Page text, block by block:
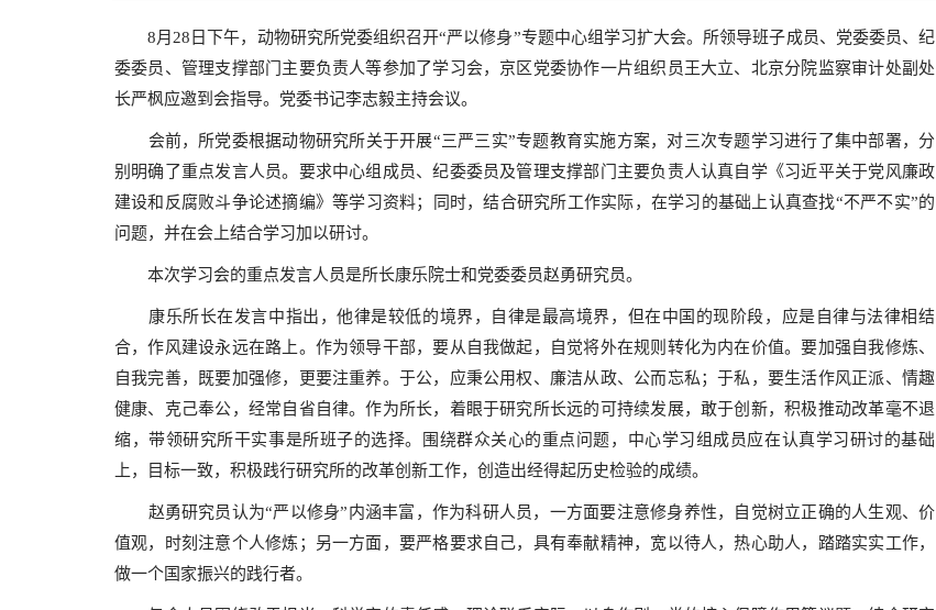
8月 28 日下午，动物研究所党委组织召开“严以修身”专题中心组学习扩大会。所领导班子成员、党委委员、纪
委委员、管理支撑部门主要负责人等参加了学习会，京区党委协作一片组织员王大立、北京分院监察审计处副处
长严枫应邀到会指导。党委书记李志毅主持会议。
会前，所党委根据动物研究所关于开展“三严三实”专题教育实施方案，对三次专题学习进行了集中部署，分
别明确了重点发言人员。要求中心组成员、纪委委员及管理支撑部门主要负责人认真自学《习近平关于党风廉政
建设和反腐败斗争论述摘编》等学习资料；同时，结合研究所工作实际，在学习的基础上认真查找“不严不实”的
问题，并在会上结合学习加以研讨。
本次学习会的重点发言人员是所长康乐院士和党委委员赵勇研究员。
康乐所长在发言中指出，他律是较低的境界，自律是最高境界，但在中国的现阶段，应是自律与法律相结
合，作风建设永远在路上。作为领导干部，要从自我做起，自觉将外在规则转化为内在价值。要加强自我修炼、
自我完善，既要加强修，更要注重养。于公，应秉公用权、廉洁从政、公而忘私；于私，要生活作风正派、情趣
健康、克己奉公，经常自省自律。作为所长，着眼于研究所长远的可持续发展，敢于创新，积极推动改革毫不退
缩，带领研究所干实事是所班子的选择。围绕群众关心的重点问题，中心学习组成员应在认真学习研讨的基础
上，目标一致，积极践行研究所的改革创新工作，创造出经得起历史检验的成绩。
赵勇研究员认为“严以修身”内涵丰富，作为科研人员，一方面要注意修身养性，自觉树立正确的人生观、价
值观，时刻注意个人修炼；另一方面，要严格要求自己，具有奉献精神，宽以待人，热心助人，踏踏实实工作，
做一个国家振兴的践行者。